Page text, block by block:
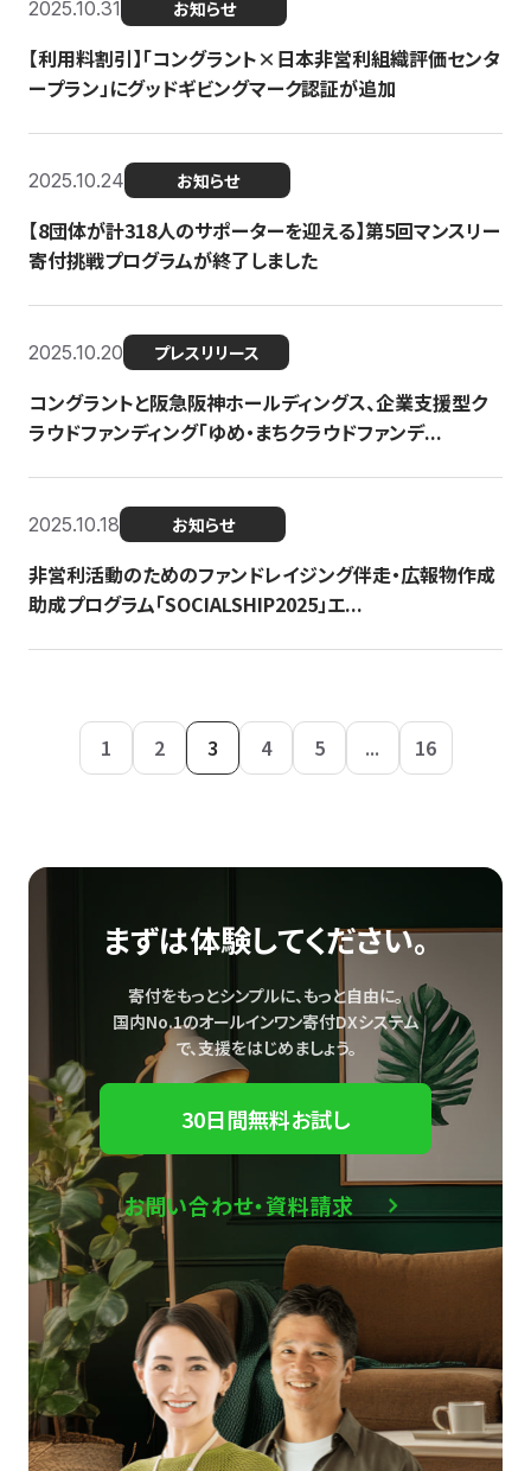
2025.10.31 お知らせ
【利用料割引】「コングラント×日本非営利組織評価センタ
ープラン」にグッドギビングマーク認証が追加
2025.10.24 お知らせ
【8団体が計318人のサポーターを迎える】​​第5回マンスリー
寄付挑戦プログラムが終了しました
2025.10.20 プレスリリース
コングラントと阪急阪神ホールディングス、企業支援型ク
ラウドファンディング「ゆめ・まちクラウドファンデ...
2025.10.18 お知らせ
非営利活動のためのファンドレイジング伴走・広報物作成
助成プログラム「SOCIALSHIP2025」エ...
1 2 3 4 5 ... 16
まずは体験してください。
寄付をもっとシンプルに、もっと自由に。
国内No.1のオールインワン寄付DXシステム
で、支援をはじめましょう。
30日間無料お試し
お問い合わせ・資料請求